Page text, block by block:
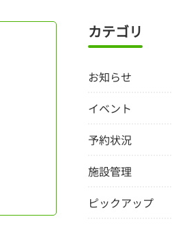
カテゴリ
お知らせ
イベント
予約状況
施設管理
ピックアップ